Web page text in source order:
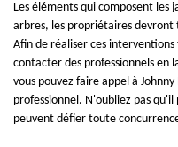
Les éléments qui composent les
arbres, les propriétaires devront
Afin de réaliser ces
contacter des professionnels en
vous pouvez faire appel à
professionnel. N'oubliez pas
peuvent défier toute